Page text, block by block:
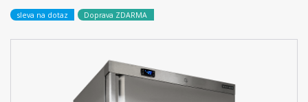
sleva na dotaz Doprava ZDARMA